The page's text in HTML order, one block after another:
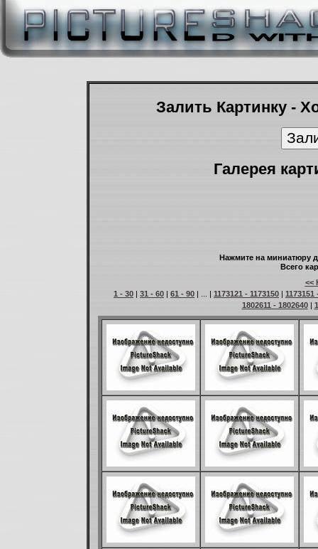
Залить Картинку -
Галерея
Нажмите на миниатюру
Всего
<<
1 - 30 | 31 - 60 | 61 - 90 | ... | 1173121 - 1173150 | 1173151
1802611 - 1802640|